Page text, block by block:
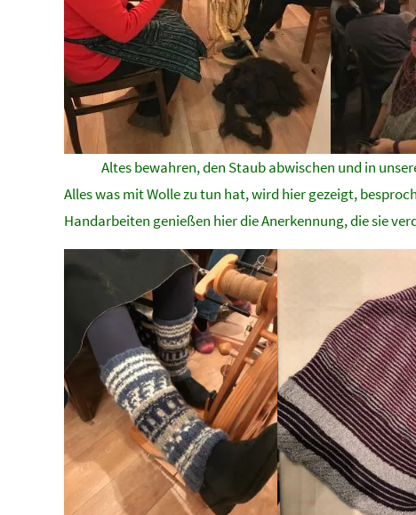
Altes bewahren, den Staub abwischen und in
Alles was mit Wolle zu tun hat, wird hier gezeigt,
Handarbeiten genießen hier die Anerkennung, die sie